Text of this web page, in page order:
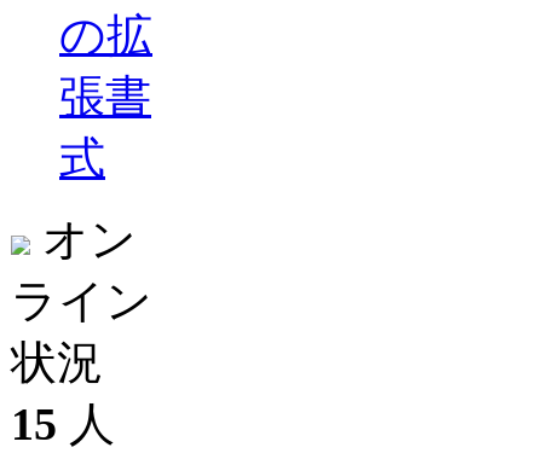
の拡
張書
式
オン
ライン
状況
15 人